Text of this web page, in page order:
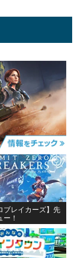
ブレイカーズ】先
！